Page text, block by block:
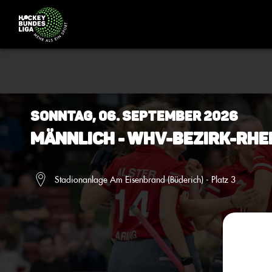
Sonntag, 06. September 2026
Männlich - WHV-Bezirk-
Stadionanlage Am Eisenbrand (Büderich) - Platz 3